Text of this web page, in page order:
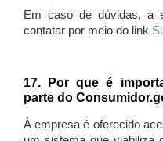
Em caso de dúvidas, a
contatar por meio do link
17. Por que é
parte do
À empresa é oferecido